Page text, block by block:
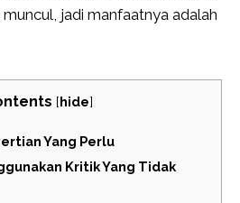
jadi manfaatnya adalah
[hide]
Yang Perlu
Kritik Yang Tidak